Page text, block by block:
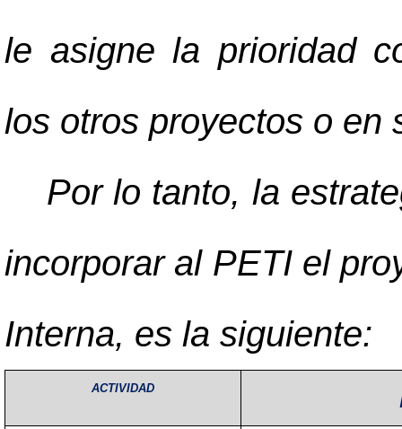
le asigne la prioridad
los otros proyectos o en
Por lo tanto, la
incorporar al PETI el
Interna, es la siguiente:
ACTIVIDAD